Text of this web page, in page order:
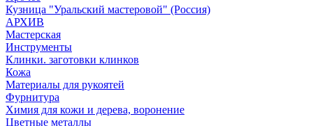
Кузница "Уральский мастеровой" (Россия)
АРХИВ
Мастерская
Инструменты
Клинки. заготовки клинков
Кожа
Материалы для рукоятей
Фурнитура
Химия для кожи и дерева, воронение
Цветные металлы